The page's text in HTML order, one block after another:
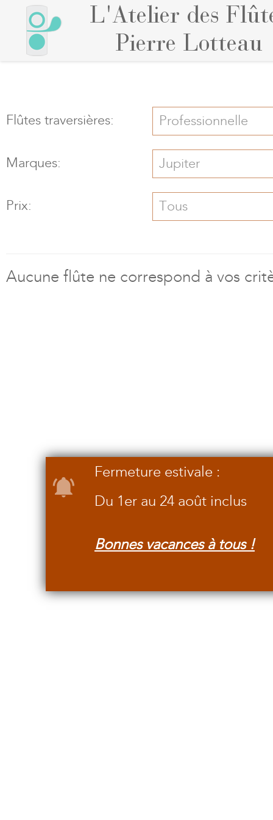
L'Atelier des
Pierre Lotteau
Flûtes traversières: Professionnelle
Marques: Jupiter
Prix: Tous
Aucune flûte ne correspond à vos
Fermeture estivale :
Du 1er au 24 août inclus
Bonnes vacances à tous !